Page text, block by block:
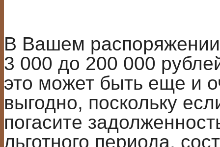
В Вашем
3 000 до 200 000
это может быть еще и
выгодно, поскольку
погасите
льготного периода,